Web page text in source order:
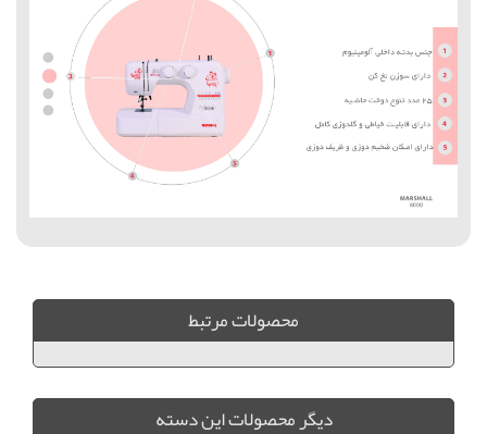
محصولات مرتبط
ديگر محصولات اين دسته